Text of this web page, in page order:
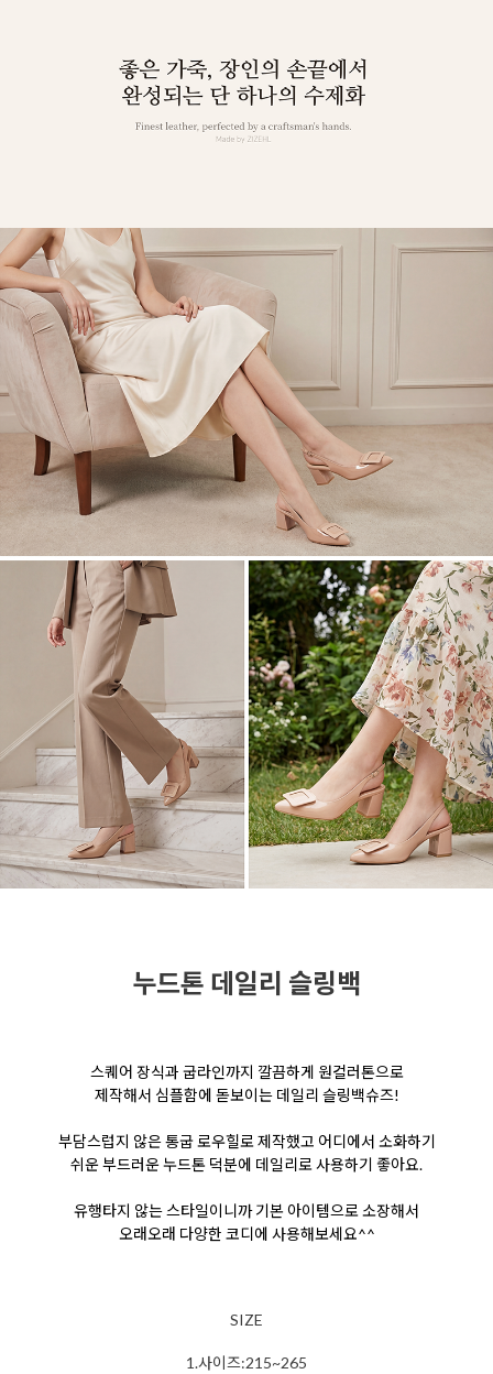
누드톤 데일리 슬링백
스퀘어 장식과 굽라인까지 깔끔하게 원컬러톤으로
제작해서 심플함에 돋보이는 데일리 슬링백슈즈!
부담스럽지 않은 통굽 로우힐로 제작했고 어디에서 소화하기
쉬운 부드러운 누드톤 덕분에 데일리로 사용하기 좋아요.
유행타지 않는 스타일이니까 기본 아이템으로 소장해서
오래오래 다양한 코디에 사용해보세요^^
SIZE
1.사이즈:215~265